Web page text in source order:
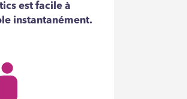
est facile à
instantanément.